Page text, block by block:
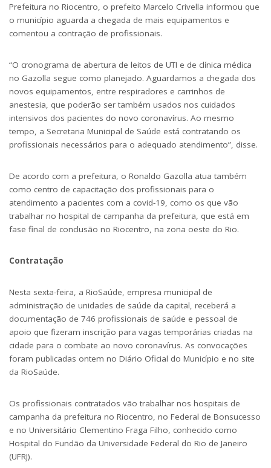
Prefeitura no Riocentro, o prefeito Marcelo Crivella informou que
o município aguarda a chegada de mais equipamentos e
comentou a contração de profissionais.
“O cronograma de abertura de leitos de UTI e de clínica médica
no Gazolla segue como planejado. Aguardamos a chegada dos
novos equipamentos, entre respiradores e carrinhos de
anestesia, que poderão ser também usados nos cuidados
intensivos dos pacientes do novo coronavírus. Ao mesmo
tempo, a Secretaria Municipal de Saúde está contratando os
profissionais necessários para o adequado atendimento”, disse.
De acordo com a prefeitura, o Ronaldo Gazolla atua também
como centro de capacitação dos profissionais para o
atendimento a pacientes com a covid-19, como os que vão
trabalhar no hospital de campanha da prefeitura, que está em
fase final de conclusão no Riocentro, na zona oeste do Rio.
Contratação
Nesta sexta-feira, a RioSaúde, empresa municipal de
administração de unidades de saúde da capital, receberá a
documentação de 746 profissionais de saúde e pessoal de
apoio que fizeram inscrição para vagas temporárias criadas na
cidade para o combate ao novo coronavírus. As convocações
foram publicadas ontem no Diário Oficial do Município e no site
da RioSaúde.
Os profissionais contratados vão trabalhar nos hospitais de
campanha da prefeitura no Riocentro, no Federal de Bonsucesso
e no Universitário Clementino Fraga Filho, conhecido como
Hospital do Fundão da Universidade Federal do Rio de Janeiro
(UFRJ).